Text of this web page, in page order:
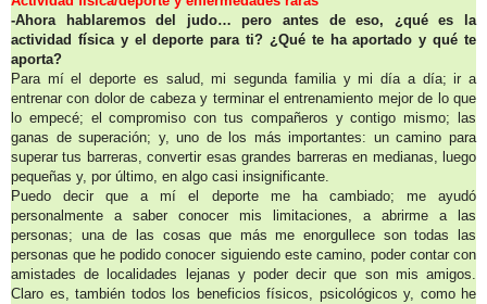
-Ahora hablaremos del judo… pero antes de eso, ¿qué es la
actividad física y el deporte para ti? ¿Qué te ha aportado y qué te
aporta?
Para mí el deporte es salud, mi segunda familia y mi día a día; ir a
entrenar con dolor de cabeza y terminar el entrenamiento mejor de lo que
lo empecé; el compromiso con tus compañeros y contigo mismo; las
ganas de superación; y, uno de los más importantes: un camino para
superar tus barreras, convertir esas grandes barreras en medianas, luego
pequeñas y, por último, en algo casi insignificante.
Puedo decir que a mí el deporte me ha cambiado; me ayudó
personalmente a saber conocer mis limitaciones, a abrirme a las
personas; una de las cosas que más me enorgullece son todas las
personas que he podido conocer siguiendo este camino, poder contar con
amistades de localidades lejanas y poder decir que son mis amigos.
Claro es, también todos los beneficios físicos, psicológicos y, como he